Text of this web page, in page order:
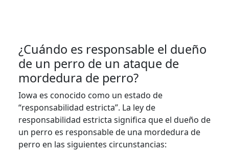
¿Cuándo es responsable el dueño
de un perro de un ataque de
mordedura de perro?
Iowa es conocido como un estado de
“responsabilidad estricta”. La ley de
responsabilidad estricta significa que el dueño de
un perro es responsable de una mordedura de
perro en las siguientes circunstancias: